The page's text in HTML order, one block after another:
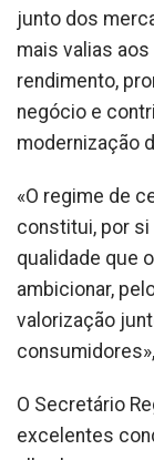
junto dos
mais valias
rendimento,
negócio e
modernização
«O regime de
constitui, por si
qualidade que
ambicionar,
valorização
O Secretário
excelentes